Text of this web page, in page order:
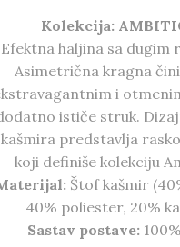
Kolekcija:
Efektna haljina sa dugim
Asimetrična kragna
i
ističe struk.
kašmira predstavlja
koji definiše kolekciju
Štof kašmir
40% poliester, 20%
Sastav postave: